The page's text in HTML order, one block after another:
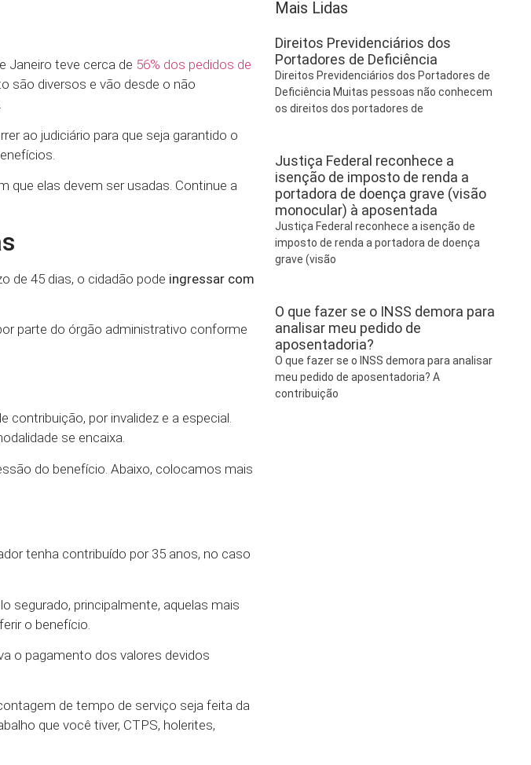
Janeiro teve cerca de 56% dos pedidos de
são diversos e vão desde o não
ao judiciário para que seja garantido o
que elas devem ser usadas. Continue a
de 45 dias, o cidadão pode ingressar com
parte do órgão administrativo conforme
contribuição, por invalidez e a especial.
se encaixa.
do benefício. Abaixo, colocamos mais
tenha contribuído por 35 anos, no caso
segurado, principalmente, aquelas mais
o benefício.
o pagamento dos valores devidos
de tempo de serviço seja feita da
que você tiver, CTPS, holerites,
Mais Lidas
Direitos Previdenciários dos
Portadores de Deficiência
Direitos Previdenciários dos Portadores de
Deficiência Muitas pessoas não conhecem
os direitos dos portadores de
Justiça Federal reconhece a
isenção de imposto de renda a
portadora de doença grave (visão
monocular) à aposentada
Justiça Federal reconhece a isenção de
imposto de renda a portadora de doença
grave (visão
O que fazer se o INSS demora para
analisar meu pedido de
aposentadoria?
O que fazer se o INSS demora para analisar
meu pedido de aposentadoria? A
contribuição